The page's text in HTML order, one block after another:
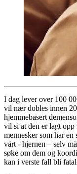
I dag lever over 100
vil nær dobles innen
hjemmebasert
vil si at den er lagt opp
mennesker som har
vårt - hjernen – selv
søke om dem og
kan i verste fall bli